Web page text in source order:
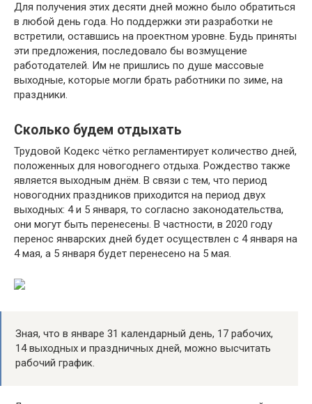
Для получения этих десяти дней можно было обратиться
в любой день года. Но поддержки эти разработки не
встретили, оставшись на проектном уровне. Будь приняты
эти предложения, последовало бы возмущение
работодателей. Им не пришлись по душе массовые
выходные, которые могли брать работники по зиме, на
праздники.
Сколько будем отдыхать
Трудовой Кодекс чётко регламентирует количество дней,
положенных для новогоднего отдыха. Рождество также
является выходным днём. В связи с тем, что период
новогодних праздников приходится на период двух
выходных: 4 и 5 января, то согласно законодательства,
они могут быть перенесены. В частности, в 2020 году
перенос январских дней будет осуществлен с 4 января на
4 мая, а 5 января будет перенесено на 5 мая.
Зная, что в январе 31 календарный день, 17 рабочих,
14 выходных и праздничных дней, можно высчитать
рабочий график.